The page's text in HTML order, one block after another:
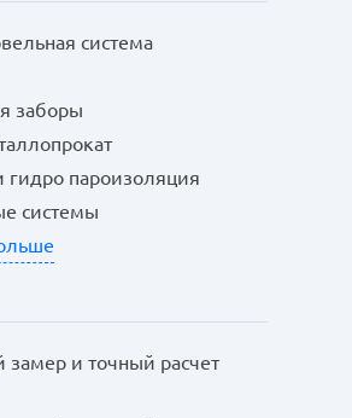
система
заборы
гидро пароизоляция
системы
замер и точный расчет